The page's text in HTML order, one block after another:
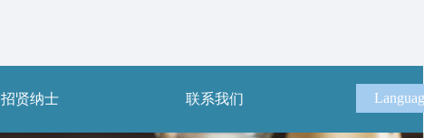
招贤纳士 联系我们